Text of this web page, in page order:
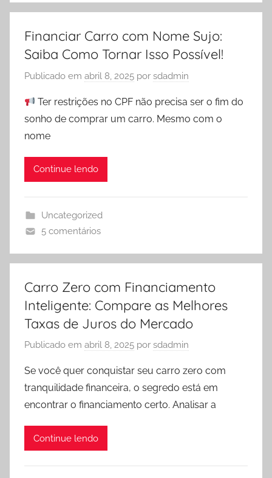
Financiar Carro com Nome Sujo:
Saiba Como Tornar Isso Possível!
Publicado em abril 8, 2025 por sdadmin
Ter restrições no CPF não precisa ser o fim do
sonho de comprar um carro. Mesmo com o
nome
Continue lendo
Uncategorized
5 comentários
Carro Zero com Financiamento
Inteligente: Compare as Melhores
Taxas de Juros do Mercado
Publicado em abril 8, 2025 por sdadmin
Se você quer conquistar seu carro zero com
tranquilidade financeira, o segredo está em
encontrar o financiamento certo. Analisar a
Continue lendo